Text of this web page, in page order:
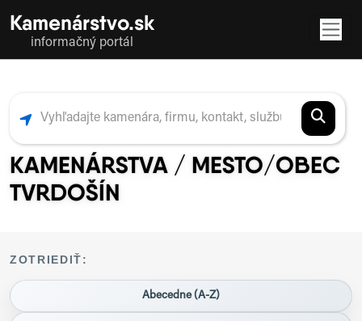
Kamenárstvo.sk
informačný portál
KAMENÁRSTVA / MESTO/OBEC
TVRDOŠÍN
ZOTRIEDIŤ:
Abecedne (A-Z)